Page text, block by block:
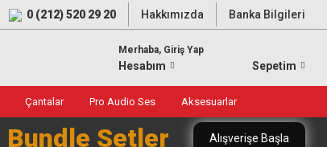
0 (212) 520 29 20 Hakkımızda Banka Bilgileri
Merhaba, Giriş Yap
Hesabım Sepetim
Çantalar Pro Audio Ses Aksesuarlar
Bundle Setler Alışverişe Başla